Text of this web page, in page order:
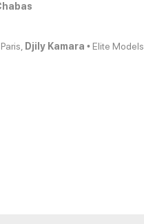
Djily Kamara • Elite Models,